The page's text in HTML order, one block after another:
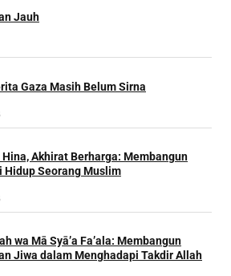
Jauh
Gaza Masih Belum Sirna
Hina, Akhirat Berharga: Membangun
Hidup Seorang Muslim
wa Mā Syā’a Fa’ala: Membangun
Jiwa dalam Menghadapi Takdir Allah